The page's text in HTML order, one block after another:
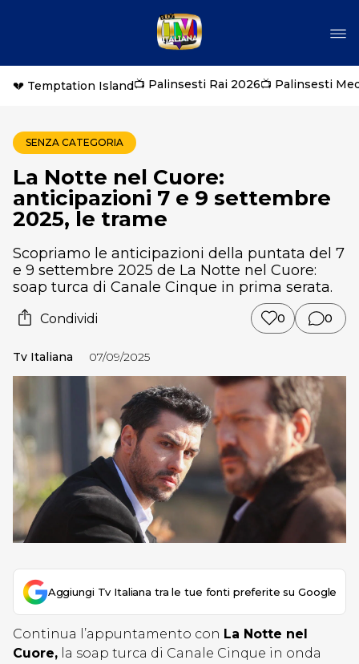
💔 Temptation Island📺 Palinsesti Rai 2026📺 Palinsesti
SENZA CATEGORIA
La Notte nel Cuore:
anticipazioni 7 e 9 settembre
2025, le trame
Scopriamo le anticipazioni della puntata del 7
e 9 settembre 2025 de La Notte nel Cuore:
soap turca di Canale Cinque in prima serata.
Condividi 0 0
Tv Italiana 07/09/2025
Aggiungi Tv Italiana tra le tue fonti preferite su Google
Continua l’appuntamento con La Notte nel
Cuore, la soap turca di Canale Cinque in onda